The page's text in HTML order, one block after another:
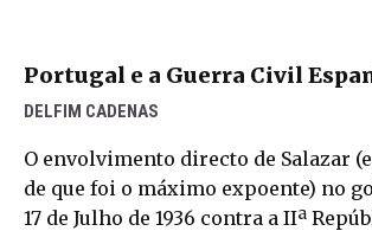
Portugal e a Guerra Civil
DELFIM CADENAS
O envolvimento directo de Salazar
de que foi o máximo expoente) ‬no
‬17‭ ‬de Julho de‭ ‬1936‭ ‬contra a IIª